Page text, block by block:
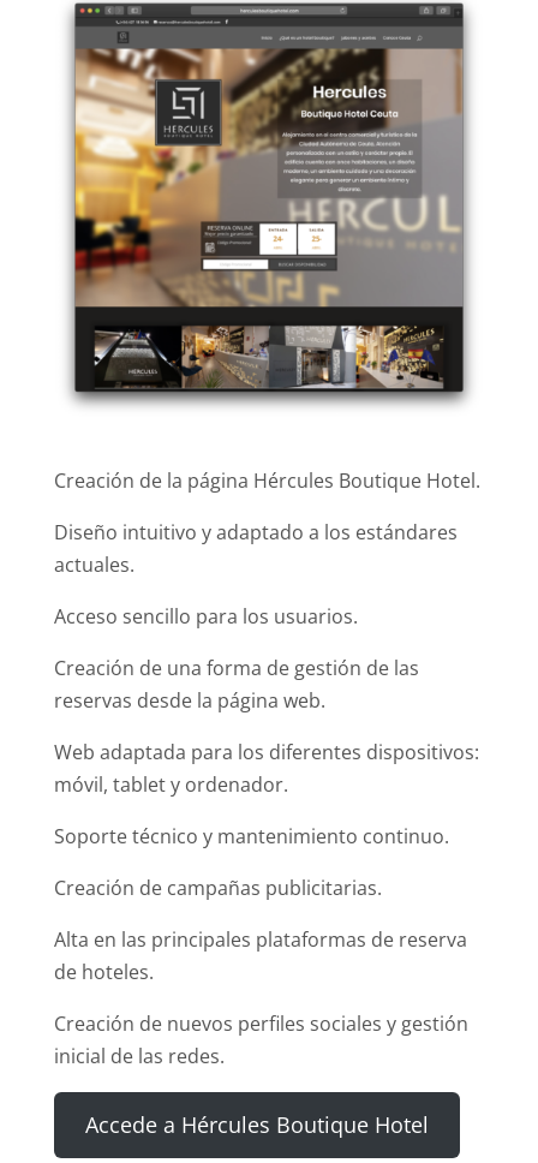
Creación de la página Hércules Boutique Hotel.
Diseño intuitivo y adaptado a los estándares
actuales.
Acceso sencillo para los usuarios.
Creación de una forma de gestión de las
reservas desde la página web.
Web adaptada para los diferentes dispositivos:
móvil, tablet y ordenador.
Soporte técnico y mantenimiento continuo.
Creación de campañas publicitarias.
Alta en las principales plataformas de reserva
de hoteles.
Creación de nuevos perfiles sociales y gestión
inicial de las redes.
Accede a Hércules Boutique Hotel